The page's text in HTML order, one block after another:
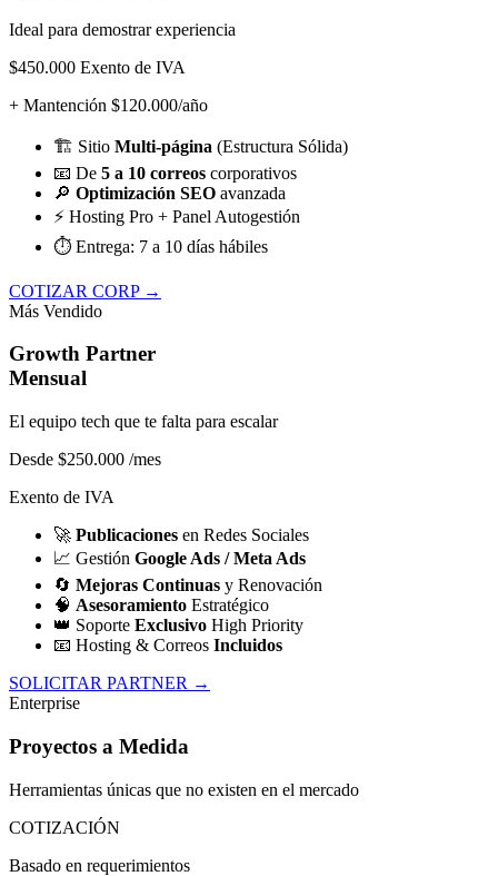
Ideal para demostrar experiencia
$450.000 Exento de IVA
+ Mantención $120.000/año
🏗️ Sitio Multi-página (Estructura Sólida)
📧 De 5 a 10 correos corporativos
🔎 Optimización SEO avanzada
⚡ Hosting Pro + Panel Autogestión
⏱️ Entrega: 7 a 10 días hábiles
COTIZAR CORP →
Más Vendido
Growth Partner
Mensual
El equipo tech que te falta para escalar
Desde $250.000 /mes
Exento de IVA
🚀 Publicaciones en Redes Sociales
📈 Gestión Google Ads / Meta Ads
🔄 Mejoras Continuas y Renovación
🧠 Asesoramiento Estratégico
👑 Soporte Exclusivo High Priority
📧 Hosting & Correos Incluidos
SOLICITAR PARTNER →
Enterprise
Proyectos a Medida
Herramientas únicas que no existen en el mercado
COTIZACIÓN
Basado en requerimientos